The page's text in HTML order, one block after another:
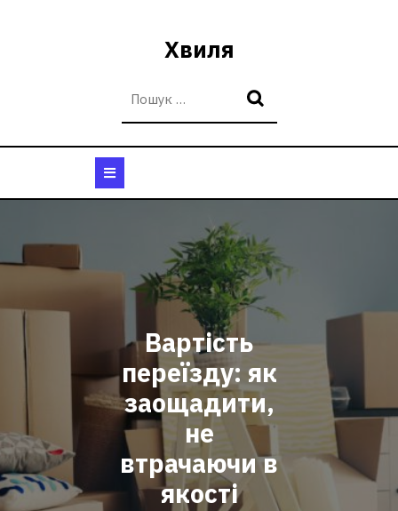
Хвиля
Відкрити
Вартість
переїзду: як
заощадити,
не
втрачаючи в
якості